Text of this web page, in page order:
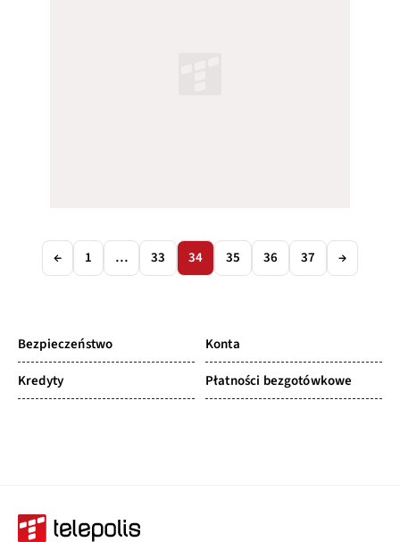
← 1 … 33 34 35 36 37 →
Bezpieczeństwo
Konta
Kredyty
Płatności bezgotówkowe